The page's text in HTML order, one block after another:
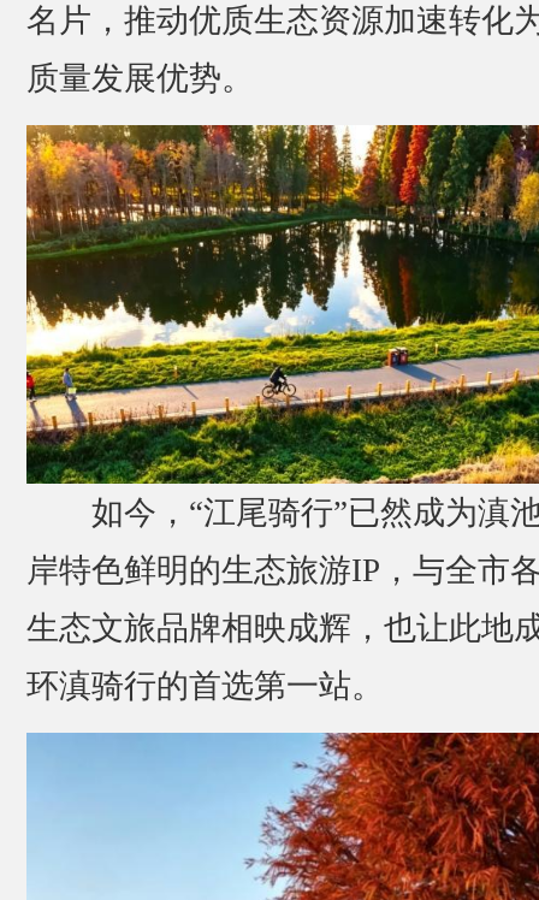
名片，推动优质生态资源加速转化
质量发展优势。
如今，“江尾骑行”已然成为滇
岸特色鲜明的生态旅游IP，与全市
生态文旅品牌相映成辉，也让此地
环滇骑行的首选第一站。